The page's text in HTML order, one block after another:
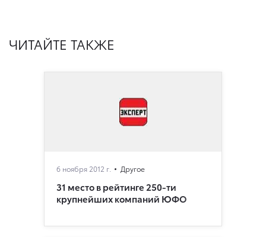
ЧИТАЙТЕ ТАКЖЕ
6 ноября 2012 г. Другое
31 место в рейтинге 250-ти
крупнейших компаний ЮФО